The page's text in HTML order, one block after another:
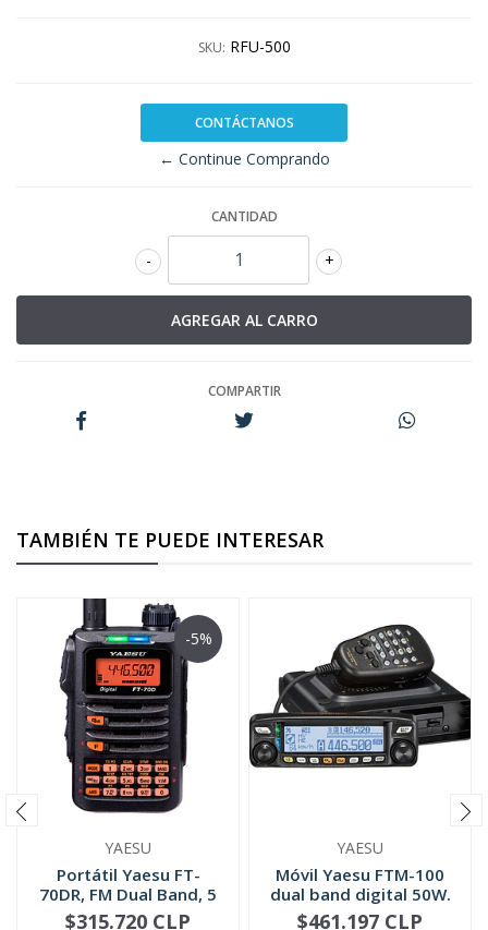
SKU: RFU-500
CONTÁCTANOS
← Continue Comprando
CANTIDAD
+
-
COMPARTIR
TAMBIÉN TE PUEDE INTERESAR
-5%
YAESU
Portátil Yaesu FT-
70DR, FM Dual Band, 5
W, C4FM...
$315.720 CLP
YAESU
Móvil Yaesu FTM-100
dual band digital 50W.
144-...
$461.197 CLP